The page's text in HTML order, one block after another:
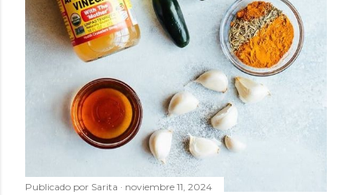
Publicado por Sarita noviembre 11, 2024